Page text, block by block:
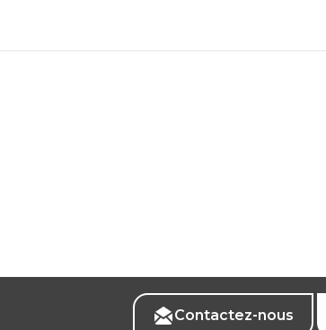
Contactez-nous